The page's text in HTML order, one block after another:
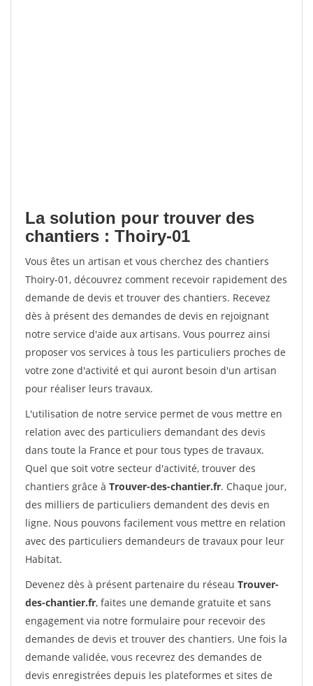
La solution pour trouver des
chantiers : Thoiry-01
Vous êtes un artisan et vous cherchez des chantiers
Thoiry-01, découvrez comment recevoir rapidement des
demande de devis et trouver des chantiers. Recevez
dès à présent des demandes de devis en rejoignant
notre service d'aide aux artisans. Vous pourrez ainsi
proposer vos services à tous les particuliers proches de
votre zone d'activité et qui auront besoin d'un artisan
pour réaliser leurs travaux.
L'utilisation de notre service permet de vous mettre en
relation avec des particuliers demandant des devis
dans toute la France et pour tous types de travaux.
Quel que soit votre secteur d'activité, trouver des
chantiers grâce à Trouver-des-chantier.fr. Chaque jour,
des milliers de particuliers demandent des devis en
ligne. Nous pouvons facilement vous mettre en relation
avec des particuliers demandeurs de travaux pour leur
Habitat.
Devenez dès à présent partenaire du réseau Trouver-
des-chantier.fr, faites une demande gratuite et sans
engagement via notre formulaire pour recevoir des
demandes de devis et trouver des chantiers. Une fois la
demande validée, vous recevrez des demandes de
devis enregistrées depuis les plateformes et sites de